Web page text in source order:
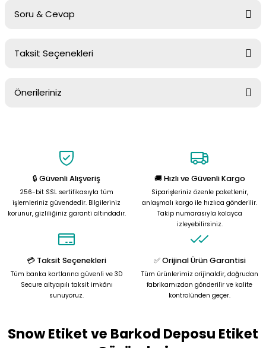
Soru & Cevap
Ürün hakkında henüz soru sorulmamış.
Taksit Seçenekleri
Önerileriniz
Görüş ve önerileriniz için teşekkür ederiz.
Ürün resmi kalitesiz, bozuk veya görüntülenemiyor.
Ürün açıklamasında eksik bilgiler bulunuyor.
Ürün bilgilerinde hatalar bulunuyor.
Ürün fiyatı diğer sitelerden daha pahalı.
Gönder
🔒 Güvenli Alışveriş
256-bit SSL sertifikasıyla tüm
işlemleriniz güvendedir. Bilgileriniz
korunur, gizliliğiniz garanti altındadır.
🚚 Hızlı ve Güvenli Kargo
Siparişleriniz özenle paketlenir,
anlaşmalı kargo ile hızlıca gönderilir.
Takip numarasıyla kolayca
izleyebilirsiniz.
💳 Taksit Seçenekleri
Tüm banka kartlarına güvenli ve 3D
Secure altyapılı taksit imkânı
sunuyoruz.
✅ Orijinal Ürün Garantisi
Tüm ürünlerimiz orijinaldir, doğrudan
fabrikamızdan gönderilir ve kalite
kontrolünden geçer.
Snow Etiket ve Barkod Deposu Etiket